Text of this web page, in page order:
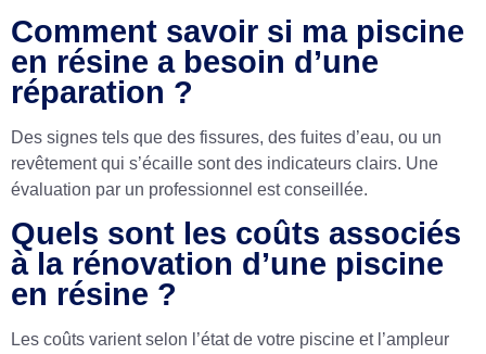
Comment savoir si ma piscine
en résine a besoin d’une
réparation ?
Des signes tels que des fissures, des fuites d’eau, ou un
revêtement qui s’écaille sont des indicateurs clairs. Une
évaluation par un professionnel est conseillée.
Quels sont les coûts associés
à la rénovation d’une piscine
en résine ?
Les coûts varient selon l’état de votre piscine et l’ampleur